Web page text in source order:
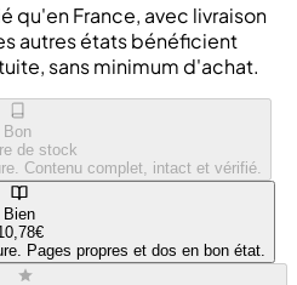
qu'en France, avec livraison
autres états bénéficient
sans minimum d'achat.
Bon
de stock
Contenu complet, intact et vérifié.
Bien
Pages propres et dos en bon état.